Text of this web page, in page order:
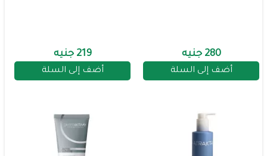
280 جنيه
أضف إلى السلة
219 جنيه
أضف إلى السلة